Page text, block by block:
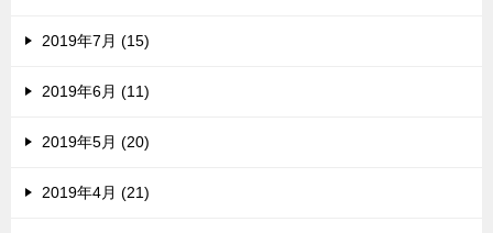
2019年7月 (15)
2019年6月 (11)
2019年5月 (20)
2019年4月 (21)